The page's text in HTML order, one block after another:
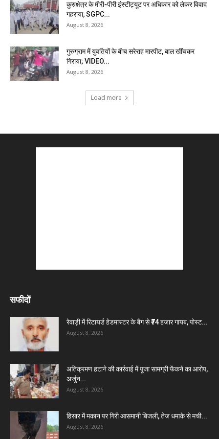
कुरुक्षेत्र के मीरी-पीरी इंस्टीट्यूट पर अधिकार को लेकर विवाद
गहराया, SGPC...
August 8, 2026
गुरुग्राम में युवतियों के बीच सरेराह मारपीट, बाल खींचकर
गिराया; VIDEO...
August 8, 2026
Load more
सफीदों
रेवाड़ी में रिटायर्ड हेडमास्टर के बैग से ₹74 हजार गायब, पोस्ट...
August 8, 2026
अतिक्रमण हटाने की कार्रवाई में पूजा सामग्री फेंकने का आरोप,
अर्जुन...
August 8, 2026
हिसार में मकान पर गिरी आसमानी बिजली, तेज धमाके से मची...
August 8, 2026